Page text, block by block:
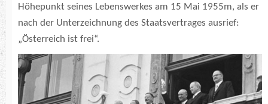
Höhepunkt seines Lebenswerkes am 15 Mai 1955m, als er
nach der Unterzeichnung des Staatsvertrages ausrief:
„Österreich ist frei“.